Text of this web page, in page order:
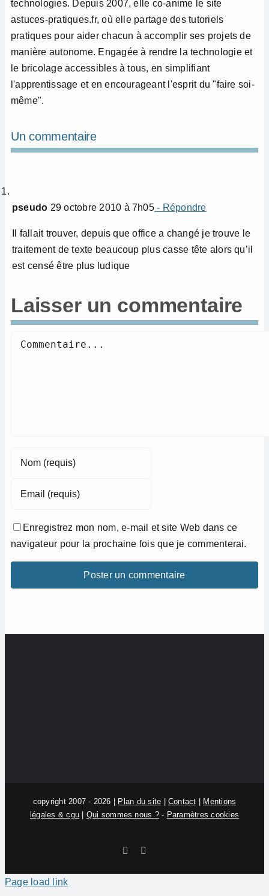
technologies. Depuis 2007, elle co-anime le site
astuces-pratiques.fr, où elle partage des tutoriels
pratiques pour aider chacun à accomplir ses projets de
manière autonome. Engagée à rendre la technologie et
le bricolage accessibles à tous, en simplifiant
l'apprentissage et en encourageant l'esprit du "faire soi-
même".
Un commentaire
pseudo 29 octobre 2010 à 7h05- Répondre
Il fallait trouver, depuis que office a changé je trouve le
traitement de texte beaucoup plus casse tête alors qu’il
est censé être plus ludique
Laisser un commentaire
Commentaire
Enregistrez mon nom, e-mail et site Web dans ce
navigateur pour la prochaine fois que je commenterai.
copyright 2007 - 2026 | Plan du site |Contact
Mentions
légales & cgu
Qui sommes nous ?- Paramètres cookies
Facebook
Page load link